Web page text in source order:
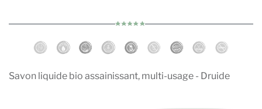
Savon liquide bio assainissant, multi-usage - Druide